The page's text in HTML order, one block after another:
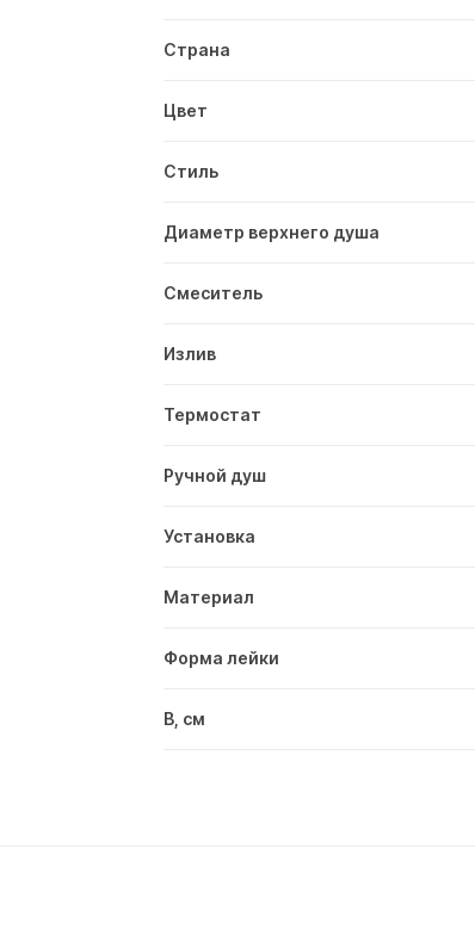
Страна
Цвет
Стиль
Диаметр верхнего душа
Смеситель
Излив
Термостат
Ручной душ
Установка
Материал
Форма лейки
В, см